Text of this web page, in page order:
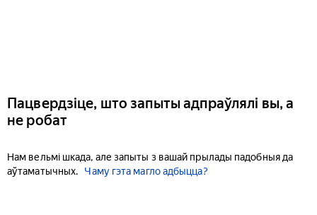
Пацвердзіце, што запыты адпраўлялі вы, а
не робат
Нам вельмі шкада, але запыты з вашай прылады падобныя да
аўтаматычных.
Чаму гэта магло адбыцца?